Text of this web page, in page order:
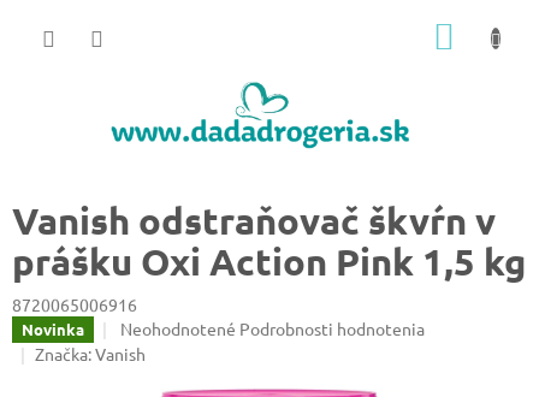
Vanish odstraňovač škvŕn v
prášku Oxi Action Pink 1,5 kg
8720065006916
Novinka
Priemerné
hodnotenie
Neohodnotené Podrobnosti hodnotenia
Značka:Vanish